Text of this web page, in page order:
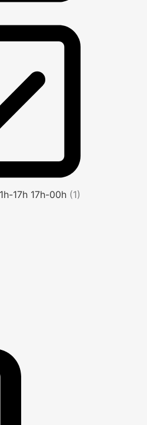
17h 17h-00h (1)